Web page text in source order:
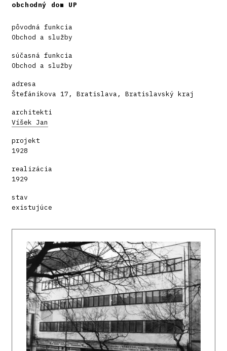
obchodný dom UP
pôvodná funkcia
Obchod a služby
súčasná funkcia
Obchod a služby
adresa
Štefánikova 17, Bratislava, Bratislavský kraj
architekti
Víšek Jan
projekt
1928
realizácia
1929
stav
existujúce